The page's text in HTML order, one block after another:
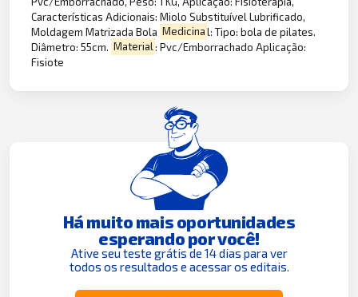
Características Adicionais: Miolo Substituível Lubrificado,
Moldagem Matrizada Bola Medicinal: Tipo: bola de pilates.
Diâmetro: 55cm. Material: Pvc/Emborrachado Aplicação:
Fisiote
Há muito mais oportunidades
esperando por você!
Ative seu teste grátis de 14 dias para ver
todos os resultados e acessar os editais.